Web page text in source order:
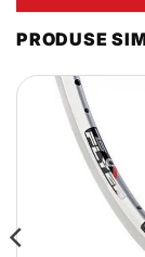
PRODUSE